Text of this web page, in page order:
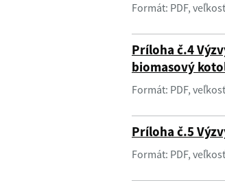
Formát: PDF,
Príloha č.4
biomasový
Formát: PDF,
Príloha č.5
Formát: PDF,